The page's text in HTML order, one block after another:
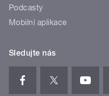
Podcasty
Mobilní aplikace
Sledujte nás